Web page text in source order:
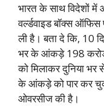
भारत के साथ विदेशों में
वर्ल्डवाइड बॉक्स
ली है। बता दे कि, 10
भर के आंकड़े 198
को मिलाकर दुनिया भर
के आंकड़े को पार कर
ओवरसीज की है।